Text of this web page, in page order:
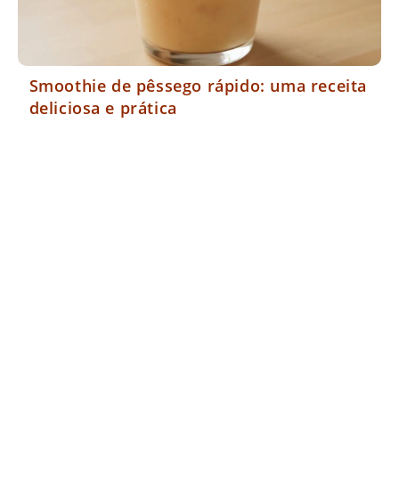
Smoothie de pêssego rápido: uma receita
deliciosa e prática